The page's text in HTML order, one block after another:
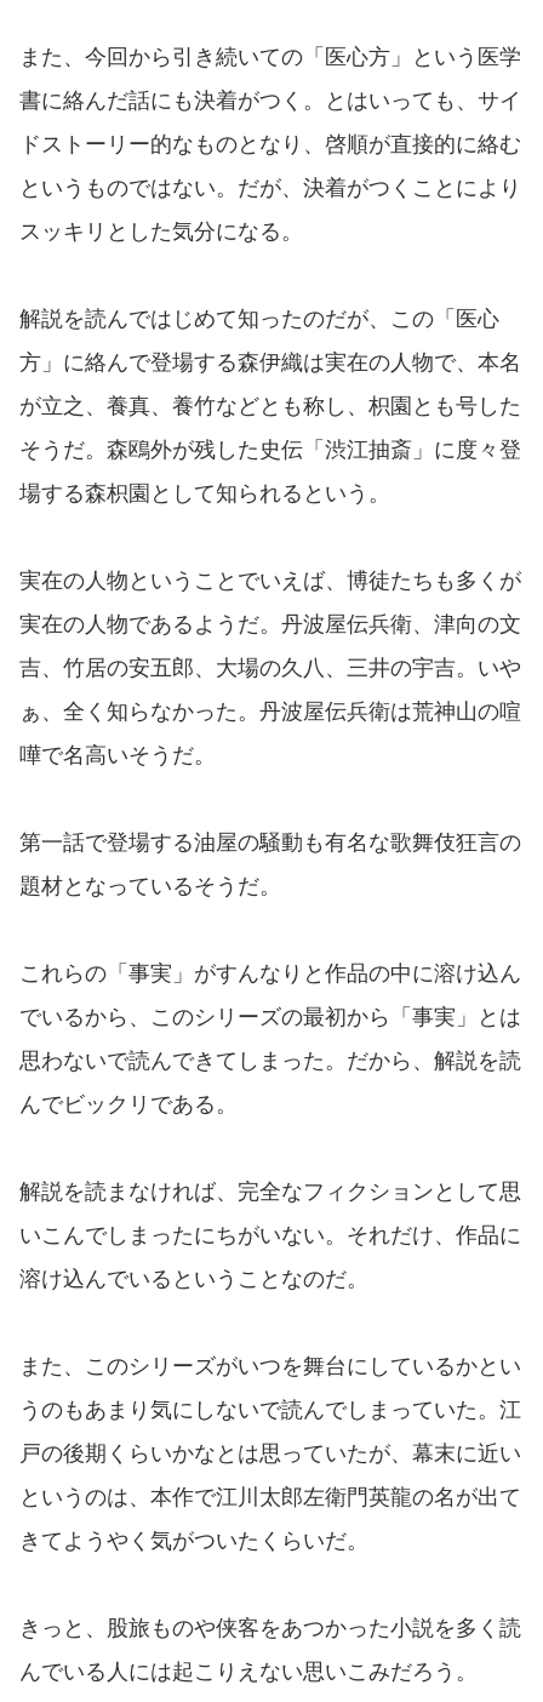
また、今回から引き続いての「医心方」という医学
書に絡んだ話にも決着がつく。とはいっても、サイ
ドストーリー的なものとなり、啓順が直接的に絡む
というものではない。だが、決着がつくことにより
スッキリとした気分になる。
解説を読んではじめて知ったのだが、この「医心
方」に絡んで登場する森伊織は実在の人物で、本名
が立之、養真、養竹などとも称し、枳園とも号した
そうだ。森鴎外が残した史伝「渋江抽斎」に度々登
場する森枳園として知られるという。
実在の人物ということでいえば、博徒たちも多くが
実在の人物であるようだ。丹波屋伝兵衛、津向の文
吉、竹居の安五郎、大場の久八、三井の宇吉。いや
ぁ、全く知らなかった。丹波屋伝兵衛は荒神山の喧
嘩で名高いそうだ。
第一話で登場する油屋の騒動も有名な歌舞伎狂言の
題材となっているそうだ。
これらの「事実」がすんなりと作品の中に溶け込ん
でいるから、このシリーズの最初から「事実」とは
思わないで読んできてしまった。だから、解説を読
んでビックリである。
解説を読まなければ、完全なフィクションとして思
いこんでしまったにちがいない。それだけ、作品に
溶け込んでいるということなのだ。
また、このシリーズがいつを舞台にしているかとい
うのもあまり気にしないで読んでしまっていた。江
戸の後期くらいかなとは思っていたが、幕末に近い
というのは、本作で江川太郎左衛門英龍の名が出て
きてようやく気がついたくらいだ。
きっと、股旅ものや侠客をあつかった小説を多く読
んでいる人には起こりえない思いこみだろう。